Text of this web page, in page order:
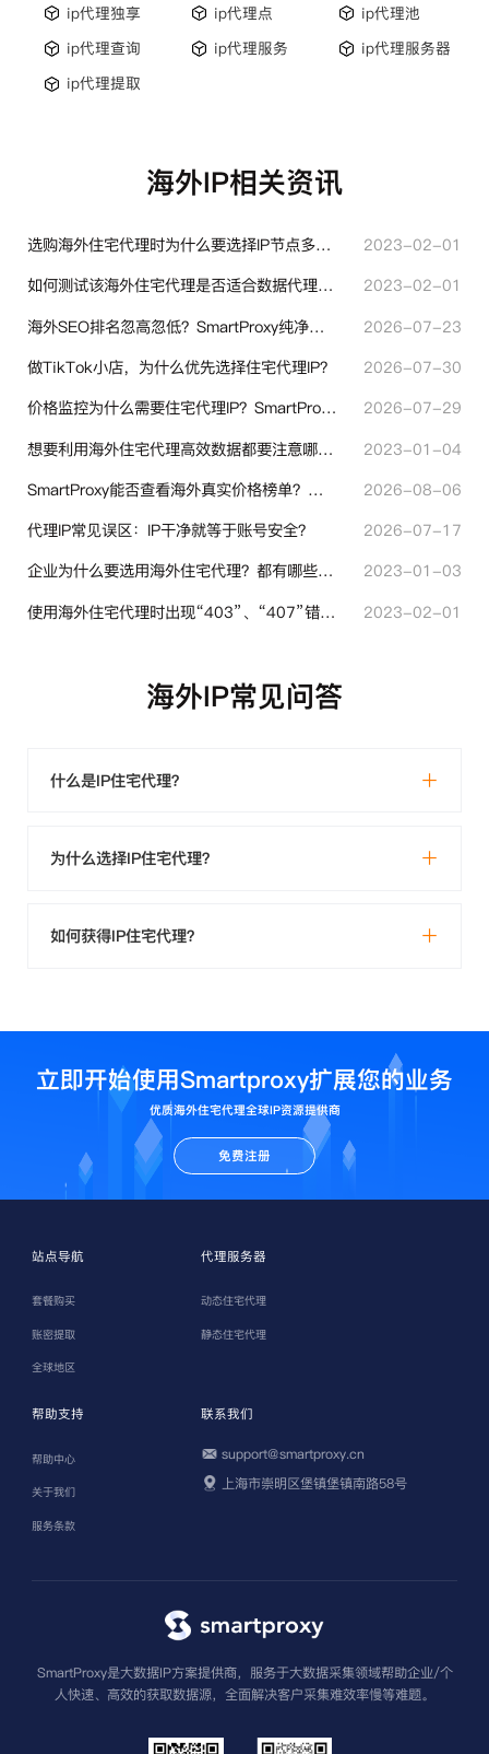
ip代理独享
ip代理点
ip代理池
ip代理查询
ip代理服务
ip代理服务器
ip代理提取
海外IP相关资讯
选购海外住宅代理时为什么要选择IP节点多的？有什么区别？
2023-02-01
如何测试该海外住宅代理是否适合数据代理使用？
2023-02-01
海外SEO排名忽高忽低？SmartProxy纯净住宅IP助力站点权重稳定
2026-07-23
做TikTok小店，为什么优先选择住宅代理IP？
2026-07-30
价格监控为什么需要住宅代理IP？SmartProxy助力跨境商家实现全球竞品数据采集
2026-07-29
想要利用海外住宅代理高效数据都要注意哪些地方？
2023-01-04
SmartProxy能否查看海外真实价格榜单？跨境选品代理IP实用解读
2026-08-06
代理IP常见误区：IP干净就等于账号安全？
2026-07-17
企业为什么要选用海外住宅代理？都有哪些帮助？
2023-01-03
使用海外住宅代理时出现“403”、“407”错误代码时代表什么？
2023-02-01
海外IP常见问答
什么是IP住宅代理？
为什么选择IP住宅代理？
如何获得IP住宅代理？
立即开始使用Smartproxy扩展您的业务
优质海外住宅代理全球IP资源提供商
免费注册
站点导航
套餐购买
账密提取
全球地区
代理服务器
动态住宅代理
静态住宅代理
帮助支持
帮助中心
关于我们
服务条款
联系我们
support@smartproxy.cn
上海市崇明区堡镇堡镇南路58号
SmartProxy是大数据IP方案提供商，服务于大数据采集领域帮助企业/个
人快速、高效的获取数据源，全面解决客户采集难效率慢等难题。